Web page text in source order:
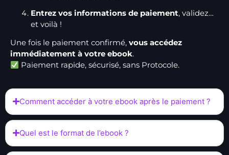
Entrez vos informations de paiement, validez…
et voilà !
Une fois le paiement confirmé, vous accédez
immédiatement à votre ebook.
Paiement rapide, sécurisé, sans Protocole.
Comment accéder à votre ebook après le paiement ?
Quel est le format de l’ebook ?